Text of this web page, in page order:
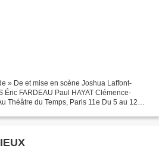
» De et mise en scène Joshua Laffont-
Éric FARDEAU Paul HAYAT Clémence-
Théâtre du Temps, Paris 11e Du 5 au 12